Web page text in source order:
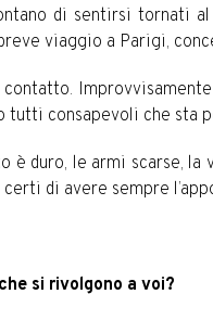
di sentirsi tornati
viaggio a Parigi,
tutti consapevoli che
è duro, le armi scarse,
di avere sempre
si rivolgono a voi?